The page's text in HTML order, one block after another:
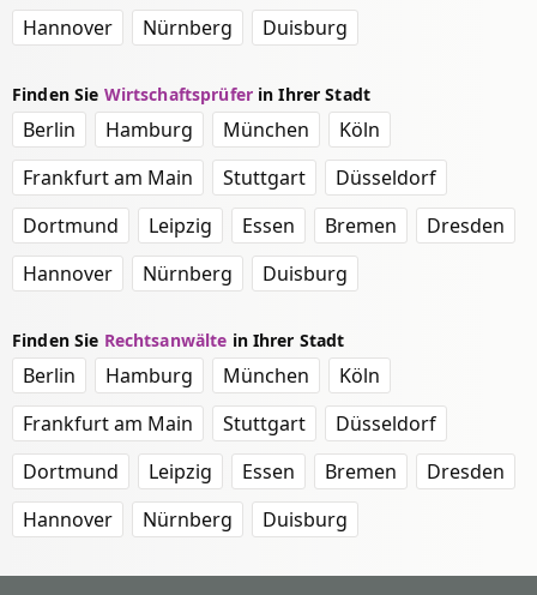
Hannover
Nürnberg Duisburg
Finden Sie Wirtschaftsprüferin Ihrer Stadt
Berlin Hamburg München
Köln
Frankfurt am Main
Stuttgart
Düsseldorf
Dortmund
Leipzig Essen Bremen
Dresden
Hannover
Nürnberg Duisburg
Finden Sie Rechtsanwälte in Ihrer Stadt
Berlin Hamburg München
Köln
Frankfurt am Main
Stuttgart
Düsseldorf
Dortmund
Leipzig Essen Bremen
Dresden
Hannover
Nürnberg Duisburg